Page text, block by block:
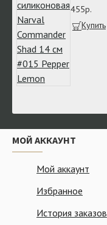
455р.
Купить
МОЙ АККАУНТ
Мой аккаунт
Избранное
История заказов